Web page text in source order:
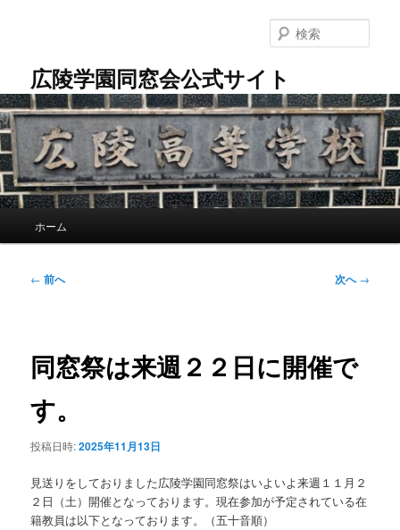
テ
ン
ツ
へ
移
動
広陵学園同窓会公式サイト
索
ホーム
投
ゲ
ー
ョ
ン
← 前へ 次へ→
同窓祭は来週２２日に開催で
す。
投稿日時:2025年11月13日
見送りをしておりました広陵学園同窓祭はいよいよ来週１１月２
２日（土）開催となっております。現在参加が予定されている在
籍教員は以下となっております。（五十音順）